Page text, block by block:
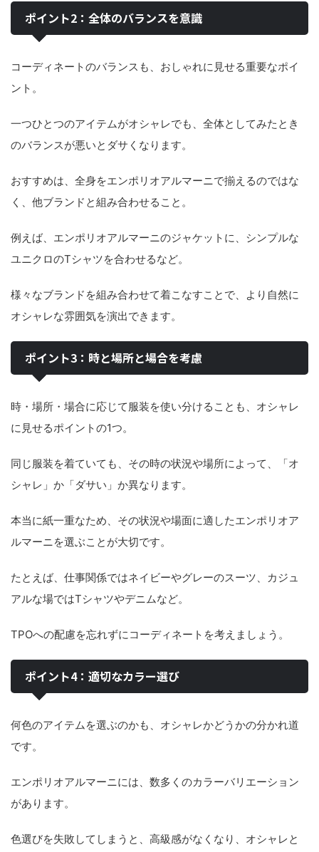
ポイント2：全体のバランスを意識
コーディネートのバランスも、おしゃれに見せる重要なポイ
ント。
一つひとつのアイテムがオシャレでも、全体としてみたとき
のバランスが悪いとダサくなります。
おすすめは、全身をエンポリオアルマーニで揃えるのではな
く、他ブランドと組み合わせること。
例えば、エンポリオアルマーニのジャケットに、シンプルな
ユニクロのTシャツを合わせるなど。
様々なブランドを組み合わせて着こなすことで、より自然に
オシャレな雰囲気を演出できます。
ポイント3：時と場所と場合を考慮
時・場所・場合に応じて服装を使い分けることも、オシャレ
に見せるポイントの1つ。
同じ服装を着ていても、その時の状況や場所によって、「オ
シャレ」か「ダサい」か異なります。
本当に紙一重なため、その状況や場面に適したエンポリオア
ルマーニを選ぶことが大切です。
たとえば、仕事関係ではネイビーやグレーのスーツ、カジュ
アルな場ではTシャツやデニムなど。
TPOへの配慮を忘れずにコーディネートを考えましょう。
ポイント4：適切なカラー選び
何色のアイテムを選ぶのかも、オシャレかどうかの分かれ道
です。
エンポリオアルマーニには、数多くのカラーバリエーション
があります。
色選びを失敗してしまうと、高級感がなくなり、オシャレと